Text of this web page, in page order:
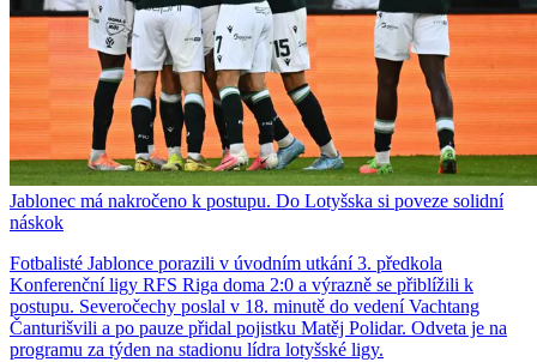
Jablonec má nakročeno k postupu. Do Lotyšska si poveze solidní
náskok
Fotbalisté Jablonce porazili v úvodním utkání 3. předkola
Konferenční ligy RFS Riga doma 2:0 a výrazně se přiblížili k
postupu. Severočechy poslal v 18. minutě do vedení Vachtang
Čanturišvili a po pauze přidal pojistku Matěj Polidar. Odveta je na
programu za týden na stadionu lídra lotyšské ligy.